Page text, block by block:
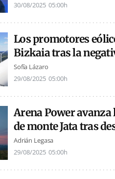
30/08/2025 05:00h
Los promotores
Bizkaia tras la
Sofía Lázaro
29/08/2025 05:00h
Arena Power
de monte Jata tras
Adrián Legasa
29/08/2025 05:00h